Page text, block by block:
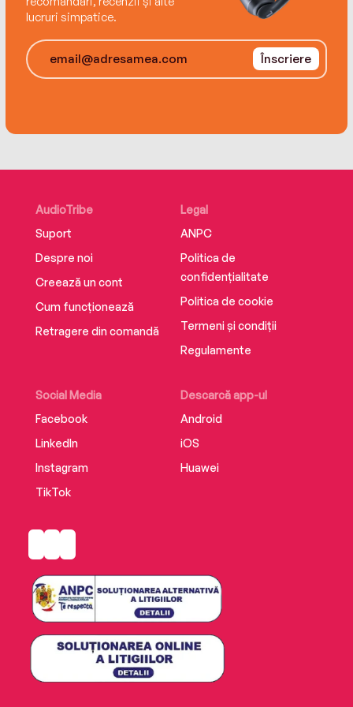
lucruri simpatice.
Înscriere
AudioTribe
Suport
Despre noi
Creează un cont
Cum funcționează
Retragere din comandă
Social Media
Facebook
LinkedIn
Instagram
TikTok
Descarcă app-ul
Android
iOS
Huawei
Legal
ANPC
Politica de
confidențialitate
Politica de cookie
Termeni și condiții
Regulamente